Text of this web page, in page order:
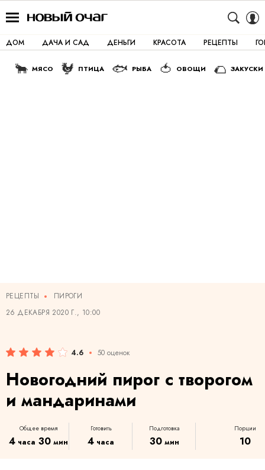
ДОМ ДАЧА И САД ДЕНЬГИ КРАСОТА РЕЦЕПТЫ
🐂 МЯСО 🐓 ПТИЦА 🐟 РЫБА 🍅 ОВОЩИ 🌮 ЗАКУСКИ
РЕЦЕПТЫ
ПИРОГИ
26 ДЕКАБРЯ 2020 Г., 10:00
4.6 50 оценок
Новогодний пирог с творогом
и мандаринами
Общее время
4 часа 30 мин
Готовить
4 часа
Подготовка
30 мин
Порции
10